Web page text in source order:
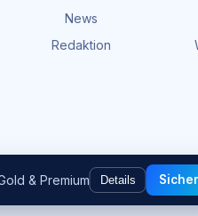
News
Redaktion
& Premium Details